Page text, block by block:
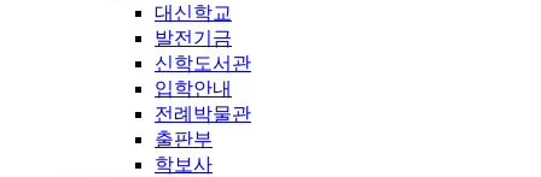
대신학교
발전기금
신학도서관
입학안내
전례박물관
출판부
학보사